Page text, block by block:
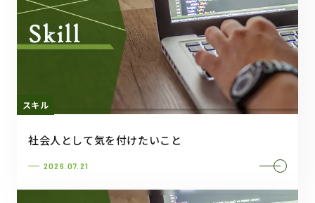
スキル
社会人として気を付けたいこと
2026.07.21